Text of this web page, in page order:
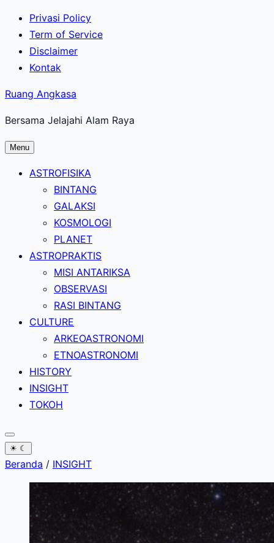
Lewati
konten
utama
Privasi Policy
Term of Service
Disclaimer
Kontak
Ruang Angkasa
Bersama Jelajahi Alam Raya
Menu
ASTROFISIKA
BINTANG
GALAKSI
KOSMOLOGI
PLANET
ASTROPRAKTIS
MISI ANTARIKSA
OBSERVASI
RASI BINTANG
CULTURE
ARKEOASTRONOMI
ETNOASTRONOMI
HISTORY
INSIGHT
TOKOH
☀ ☾
Beranda / INSIGHT